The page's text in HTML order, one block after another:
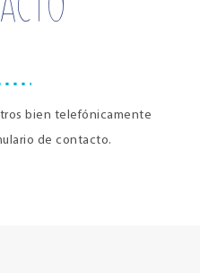
bien telefónicamente
de contacto.